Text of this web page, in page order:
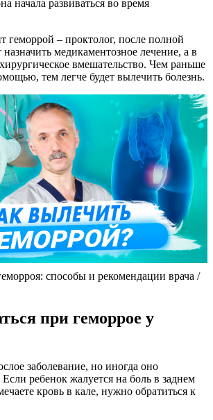
начала развиваться во время
геморрой – проктолог, после полной
медикаментозное лечение, а в
вмешательство. Чем раньше
тем легче будет вылечить болезнь.
способы и рекомендации врача /
при геморрое у
заболевание, но иногда оно
Если ребенок жалуется на боль в заднем
кровь в кале, нужно обратиться к